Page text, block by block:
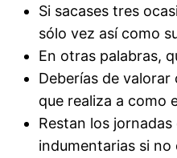
Si sacases tres
sólo vez así­ como
En otras palabras,
Deberías de
que realiza a como
Restan los
indumentarias si no